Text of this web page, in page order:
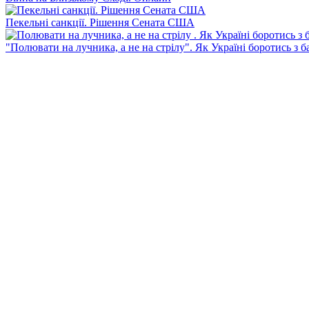
Пекельні санкції. Рішення Сената США
"Полювати на лучника, а не на стрілу". Як Україні боротись з